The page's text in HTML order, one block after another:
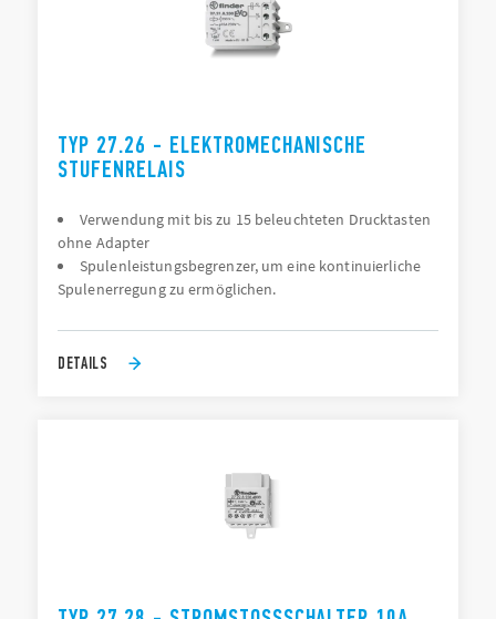
TYP 27.26 - ELEKTROMECHANISCHE
STUFENRELAIS
Verwendung mit bis zu 15 beleuchteten Drucktasten
ohne Adapter
Spulenleistungsbegrenzer, um eine kontinuierliche
Spulenerregung zu ermöglichen.
DETAILS